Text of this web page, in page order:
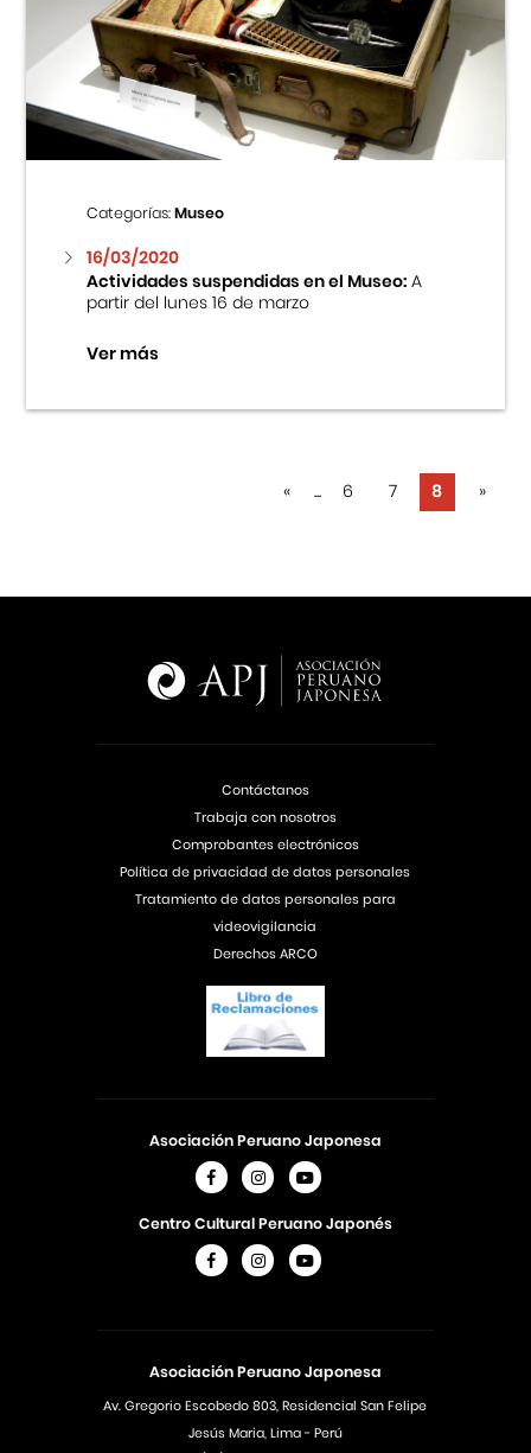
Categorías:Museo
16/03/2020
Actividades suspendidas en el Museo:A
partir del lunes 16 de marzo
Ver más
« ... 6 7 8 »
Asociación Peruano Japonesa
Av. Gregorio Escobedo 803, Residencial San Felipe
Jesús Maria, Lima - Perú
Asociación Peruano Japonesa
Centro Cultural Peruano Japonés
Contáctanos
Trabaja con nosotros
Comprobantes electrónicos
Política de privacidad de datos personales
Tratamiento de datos personales para
videovigilancia
Derechos ARCO